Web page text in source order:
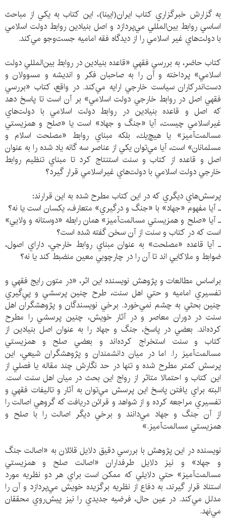
به گزارش خبرگزاري كتاب ايران(ايبنا)، اين كتاب به يكي از مباحث
اساسي روابط بين‌المللي مي‌پردازد و اصل بنيادين روابط دولت اسلامي
با دولت‌هاي غير اسلامي را از ديدگاه فقه اماميه جست‌وجو مي‌كند.
كتاب حاضر، به بررسي فقهي «قاعده بنيادين در روابط بين‌المللي دولت
اسلامي» پرداخته و آن را به صاحبان فكر و انديشه و مسوولان و
دست‌اندركاران سياست خارجي ارايه مي‌كند. در واقع، کتاب «بررسي
فقهي اصل در روابط خارجي دولت اسلامي» بر آن است تا پاسخ دهد
كه اصل و قاعده بنيادين در روابط دولت اسلامي با دولت‌هاي
غيراسلامي چيست، آيا «جنگ و جهاد» است يا «صلح و همزيستي
مسالمت‌آميز» يا هيچ‌يك، بلكه مبناي روابط «مصلحت اسلام و
مسلمانان» است، آيا مي‌توان يكي از عناصر سه ‌گانه ياد شده را به عنوان
اصل و قاعده از كتاب و سنت استنتاج كرد تا مبناي تنظيم روابط
خارجي دولت اسلامي با دولت‌هاي غيراسلامي قرار گيرد؟
پرسش‌هاي ديگري كه در اين كتاب مطرح شده به اين قرارند:
ـ آيا مفهوم «جهاد» با «جنگ و درگيري» متعارف، يكسان است يا نه؟
ـ آيا «صلح و همزيستي مسالمت‌آميز» همان رابطه «دوستانه و ولايي»
است كه در كتاب و سنت از آن سخن گفته شده است؟
ـ آيا قاعده «مصلحت» به عنوان مبناي روابط خارجي،‌ داراي اصول،
ضوابط و ملاكايي اند تا آن را در چارچوبي معين منضبط كند يا نه؟
براساس مطالعات و پژوهش نويسنده اين اثر، «در متون رايج فقهي و
تفسيري اماميه و حتي اهل سنت، طرح چنين پرسشي و پي‌گيري
چنين بحثي به چشم نمي‌خورد. برخي نويسندگان و پژوهشگران اهل
سنت در دوران معاصر و در آثار خويش، چنين پرسشي را مطرح
كرده‌اند. بعضي در پاسخ، جنگ و جهاد را به عنوان اصل بنيادين از
كتاب و سنت استخراج كرده‌اند و بعضي صلح و همزيستي
مسالمت‌آميز را. اما در ميان دانشمندان و پژوهشگران شيعي، اين
پرسش كمتر مطرح شده و تنها در حد نگارش چند مقاله يا فصلي از
اين كتاب و احتمالا متاثر از رواج اين بحث در ميان اهل سنت است.
البته براي يافتن پاسخ اين پرسش مي‌توان به آثار و تاليفات فقهي و
تفسيري مراجعه كرده و از شواهد و قرائن دريافت كه گروهي اصالت را
از آن جنگ و جهاد مي‌دانند و برخي ديگر اصالت را با صلح و
همزيستي مسالمت‌آميز.»
نويسنده در اين پژوهش با بررسي دقيق دلايل قائلان به «اصالت جنگ
و جهاد» و نيز دلايل طرفداران «اصالت صلح و همزيستي
مسالمت‌آميز» حتي دلايلي كه ممكن است براي هر دو نظريه مورد
استناد قرار گيرند، به دفاع از نظريه برگزيده خويش مي‌پردازد و آن را
مدلل مي‌كند. در عين حال، فرضيه جديدي را نيز پيش‌روي محققان
مي‌نهد.